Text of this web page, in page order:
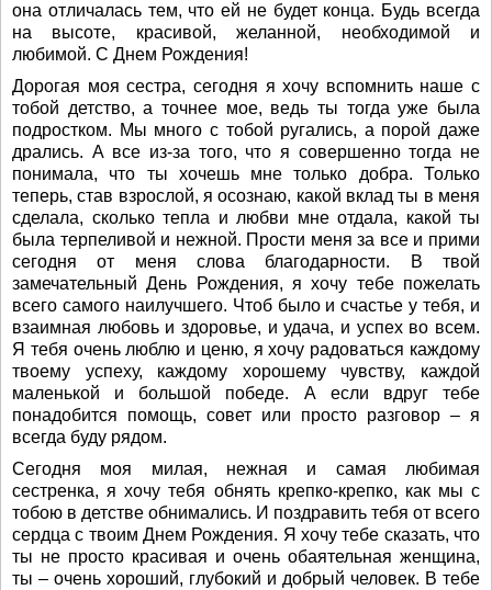
она отличалась тем, что ей не будет конца. Будь всегда
на высоте, красивой, желанной, необходимой и
любимой. С Днем Рождения!
Дорогая моя сестра, сегодня я хочу вспомнить наше с
тобой детство, а точнее мое, ведь ты тогда уже была
подростком. Мы много с тобой ругались, а порой даже
дрались. А все из-за того, что я совершенно тогда не
понимала, что ты хочешь мне только добра. Только
теперь, став взрослой, я осознаю, какой вклад ты в меня
сделала, сколько тепла и любви мне отдала, какой ты
была терпеливой и нежной. Прости меня за все и прими
сегодня от меня слова благодарности. В твой
замечательный День Рождения, я хочу тебе пожелать
всего самого наилучшего. Чтоб было и счастье у тебя, и
взаимная любовь и здоровье, и удача, и успех во всем.
Я тебя очень люблю и ценю, я хочу радоваться каждому
твоему успеху, каждому хорошему чувству, каждой
маленькой и большой победе. А если вдруг тебе
понадобится помощь, совет или просто разговор – я
всегда буду рядом.
Сегодня моя милая, нежная и самая любимая
сестренка, я хочу тебя обнять крепко-крепко, как мы с
тобою в детстве обнимались. И поздравить тебя от всего
сердца с твоим Днем Рождения. Я хочу тебе сказать, что
ты не просто красивая и очень обаятельная женщина,
ты – очень хороший, глубокий и добрый человек. В тебе